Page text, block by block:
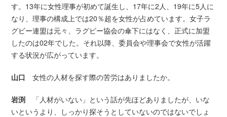
す。13年に女性理事が初めて誕生し、17年に2人、19年に5人に
なり、理事の構成上では20％超を女性が占めています。女子ラ
グビー連盟は元々、ラグビー協会の傘下にはなく、正式に加盟
したのは02年でした。それ以降、委員会や理事会で女性が活躍
する状況が広がっています。
山口女性の人材を探す際の苦労はありましたか。
岩渕
「人材がいない」という話が先ほどありましたが、いな
いというより、しっかり探そうとしていないのではないでしょ